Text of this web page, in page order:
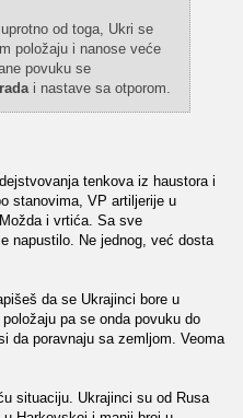
od toga, Ukri se
položaju i nanose veće
povuku se
i nastave sa otporom.
tenkova iz haustora i
stanovima, VP artiljerije u
i vrtića. Sa sve
napustilo. Ne jednog, već dosta
da se Ukrajinci bore u
pa se onda povuku do
da poravnaju sa zemljom. Veoma
situaciju. Ukrajinci su od Rusa